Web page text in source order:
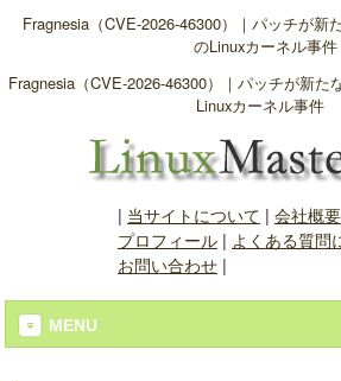
Fragnesia（CVE-2026-46300）｜パッチが新
のLinuxカーネル事件
Fragnesia（CVE-2026-46300）｜パッチが新た
Linuxカーネル事件
| 当サイトについて | 会社概要
プロフィール| よくある質問
お問い合わせ|
MENU